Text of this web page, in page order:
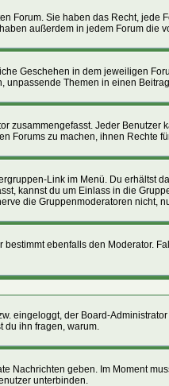
Forum. Sie haben das Recht,
außerdem in jedem Forum die
Geschehen in dem jeweiligen
unpassende Themen in einen
zusammengefasst. Jeder
Forums zu machen, ihnen Rechte
Link im Menü. Du erhältst
kannst du um Einlass in die
die Gruppenmoderatoren
ebenfalls den Moderator.
eingeloggt, der Board-
du ihn fragen, warum.
Nachrichten geben. Im Moment
unterbinden.